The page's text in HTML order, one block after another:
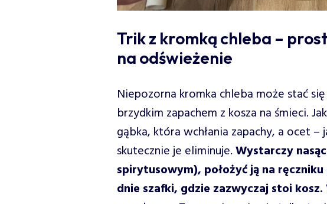
Trik z kromką chleba –
na odświeżenie
Niepozorna kromka chleba może stać
brzydkim zapachem z kosza na śmieci.
gąbka, która wchłania zapachy, a ocet
skutecznie je eliminuje.Wystarczy
spirytusowym), położyć ją na
dnie szafki, gdzie zazwyczaj stoi kosz.